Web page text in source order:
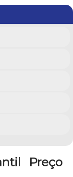
Preço